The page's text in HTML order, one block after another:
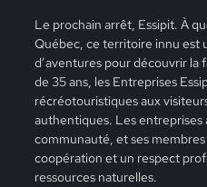
Le prochain arrêt, Essipit. À
Québec, ce territoire innu est
d’aventures pour découvrir la
de 35 ans, les Entreprises
récréotouristiques aux
authentiques. Les entreprises
communauté, et ses
coopération et un respect
ressources naturelles.